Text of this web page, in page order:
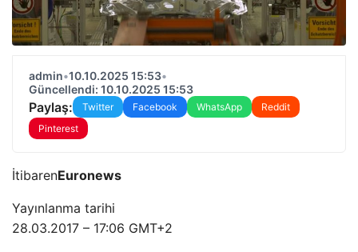
admin•10.10.2025 15:53•
Güncellendi: 10.10.2025 15:53
Paylaş: Twitter Facebook WhatsApp
Reddit
Pinterest
İtibarenEuronews
Yayınlanma tarihi
28.03.2017 – 17:06 GMT+2